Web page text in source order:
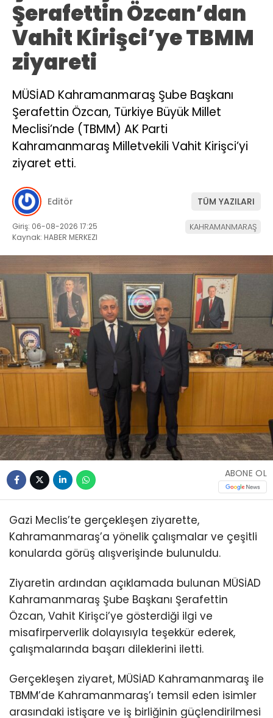
Şerafettin Özcan’dan
Vahit Kirişci’ye TBMM
ziyareti
MÜSİAD Kahramanmaraş Şube Başkanı
Şerafettin Özcan, Türkiye Büyük Millet
Meclisi’nde (TBMM) AK Parti
Kahramanmaraş Milletvekili Vahit Kirişci’yi
ziyaret etti.
Editör TÜM YAZILARI
Giriş: 06-08-2026 17:25
Kaynak: HABER MERKEZI
KAHRAMANMARAŞ
ABONE OL
Gazi Meclis’te gerçekleşen ziyarette,
Kahramanmaraş’a yönelik çalışmalar ve çeşitli
konularda görüş alışverişinde bulunuldu.
Ziyaretin ardından açıklamada bulunan MÜSİAD
Kahramanmaraş Şube Başkanı Şerafettin
Özcan, Vahit Kirişci’ye gösterdiği ilgi ve
misafirperverlik dolayısıyla teşekkür ederek,
çalışmalarında başarı dileklerini iletti.
Gerçekleşen ziyaret, MÜSİAD Kahramanmaraş ile
TBMM’de Kahramanmaraş’ı temsil eden isimler
arasındaki istişare ve iş birliğinin güçlendirilmesi